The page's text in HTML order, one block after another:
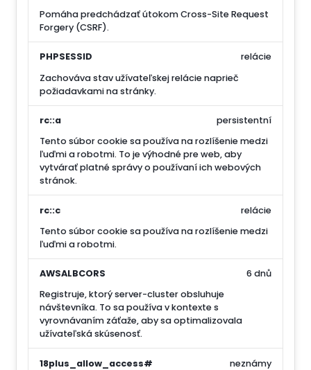
Pomáha predchádzať útokom Cross-Site Request
Forgery (CSRF).
PHPSESSID
Zachováva stav užívateľskej relácie naprieč
požiadavkami na stránky.
relácie
rc::a
Tento súbor cookie sa používa na rozlíšenie medzi
ľuďmi a robotmi. To je výhodné pre web, aby
vytvárať platné správy o používaní ich webových
stránok.
persistentní
rc::c
Tento súbor cookie sa používa na rozlíšenie medzi
ľuďmi a robotmi.
relácie
AWSALBCORS
Registruje, ktorý server-cluster obsluhuje
návštevníka. To sa používa v kontexte s
vyrovnávaním záťaže, aby sa optimalizovala
užívateľská skúsenosť.
6 dnů
18plus_allow_access#
neznámy